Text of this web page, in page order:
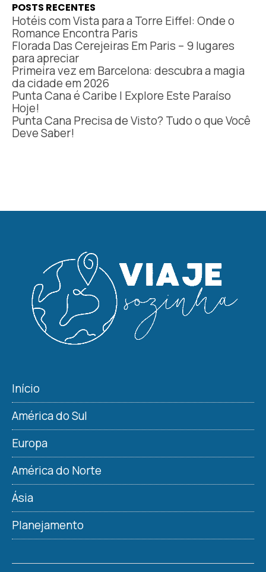
POSTS RECENTES
Hotéis com Vista para a Torre Eiffel: Onde o
Romance Encontra Paris
Florada Das Cerejeiras Em Paris – 9 lugares
para apreciar
Primeira vez em Barcelona: descubra a magia
da cidade em 2026
Punta Cana é Caribe | Explore Este Paraíso
Hoje!
Punta Cana Precisa de Visto? Tudo o que Você
Deve Saber!
Início
América do Sul
Europa
América do Norte
Ásia
Planejamento